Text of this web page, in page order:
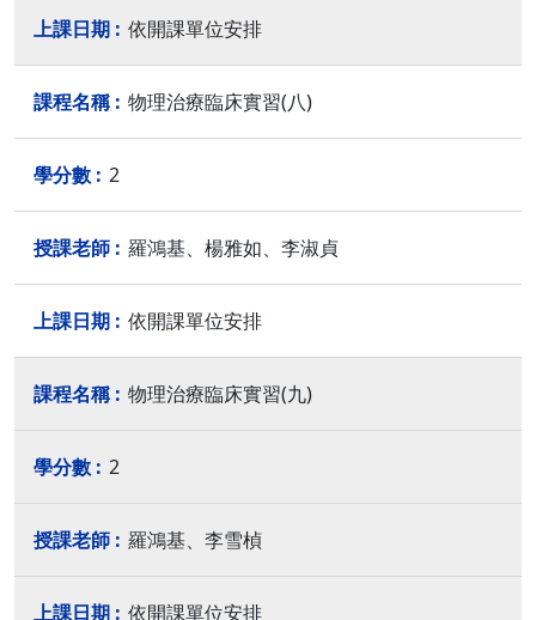
依開課單位安排
物理治療臨床實習(八)
2
羅鴻基、楊雅如、李淑貞
依開課單位安排
物理治療臨床實習(九)
2
羅鴻基、李雪楨
依開課單位安排